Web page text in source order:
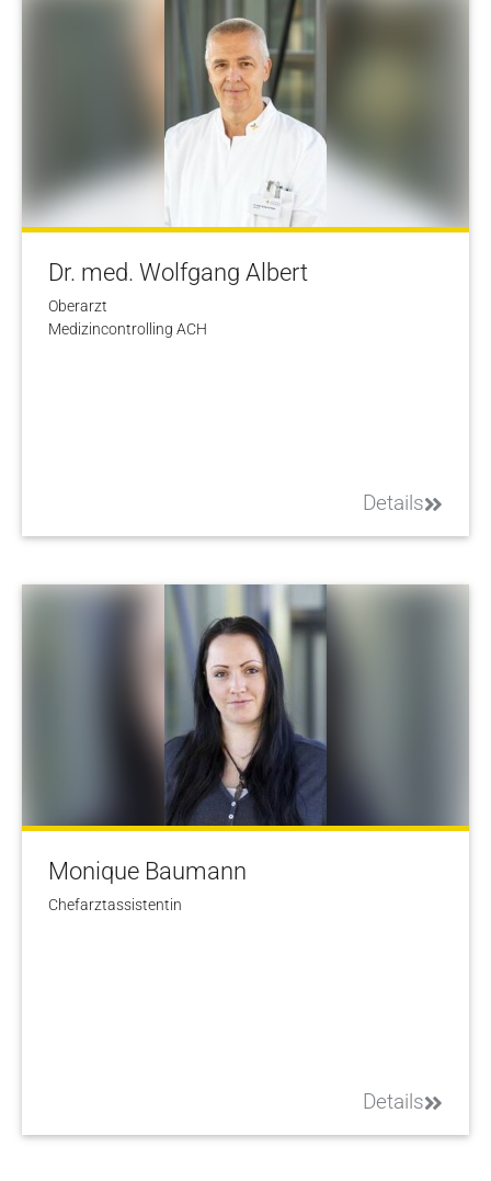
Dr. med. Wolfgang Albert
Oberarzt
Medizincontrolling ACH
Details
Monique Baumann
Chefarztassistentin
Details